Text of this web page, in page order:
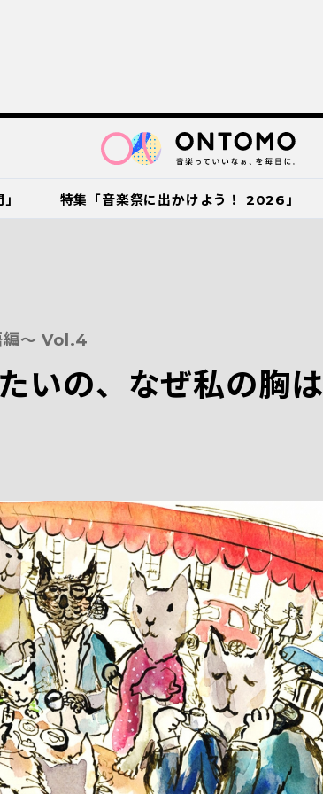
特集「音楽祭に出かけよう！ 2026」
編～ Vol.4
いの、なぜ私の胸